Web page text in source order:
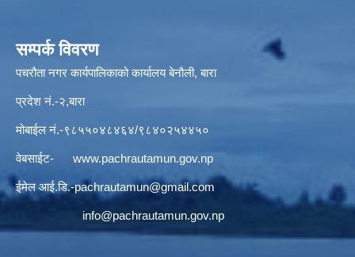
सम्पर्क विवरण
पचरौता नगर कार्यपालिकाको कार्यालय बेनौली, बारा
प्रदेश नं.-२,बारा
मोबाईल नं.-९८५५०४८४६४/९८४०२५४४५०
वेबसाईट- www.pachrautamun.gov.np
ईमेल आई.डि.-pachrautamun@gmail.com
info@pachrautamun.gov.np